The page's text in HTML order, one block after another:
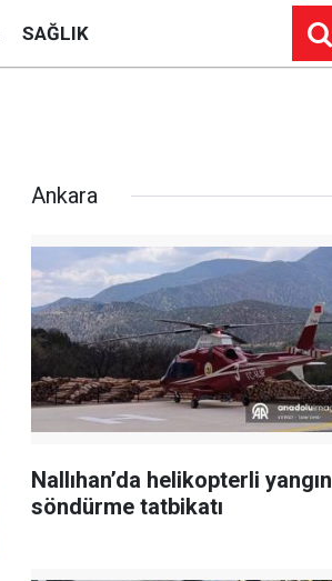
SAĞLIK
Ankara
Nallıhan’da helikopterli yangın
söndürme tatbikatı